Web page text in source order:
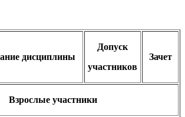
дисциплины
Допуск
участников
Зачет
Взрослые участники